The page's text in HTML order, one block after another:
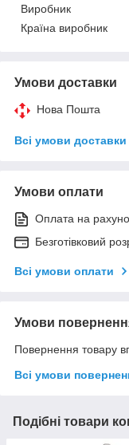
Виробник
Країна виробник
Умови доставки
Нова Пошта
Всі умови доставки
Умови оплати
Оплата на
Безготівковий
Всі умови оплати
Умови
Повернення товару
Всі умови
Подібні товари